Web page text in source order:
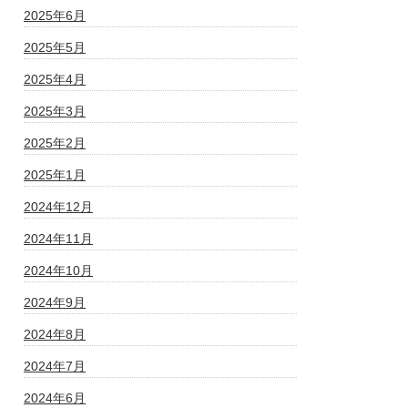
2025年6月
2025年5月
2025年4月
2025年3月
2025年2月
2025年1月
2024年12月
2024年11月
2024年10月
2024年9月
2024年8月
2024年7月
2024年6月